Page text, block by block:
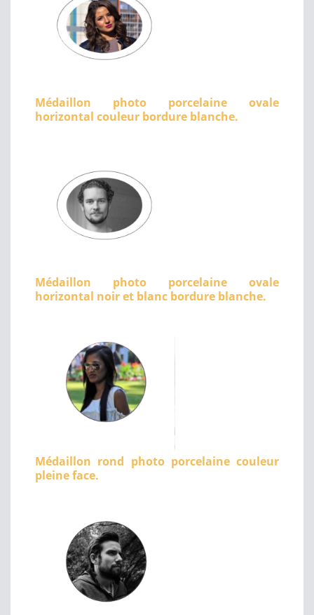
Médaillon photo porcelaine ovale
horizontal couleur bordure blanche.
Médaillon photo porcelaine ovale
horizontal noir et blanc bordure blanche.
Médaillon rond photo porcelaine couleur
pleine face.